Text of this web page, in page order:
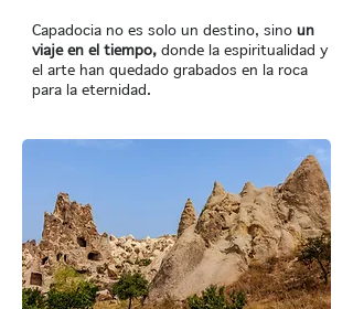
Capadocia no es solo un destino, sino un
viaje en el tiempo, donde la espiritualidad y
el arte han quedado grabados en la roca
para la eternidad.